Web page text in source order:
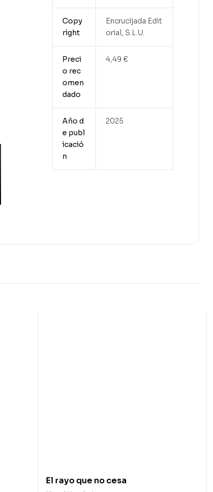
Copy
right
Encrucijada Edit
orial, S.L.U.
Preci
o rec
omen
dado
4,49 €
Año d
e publ
icació
n
2025
El rayo que no cesa